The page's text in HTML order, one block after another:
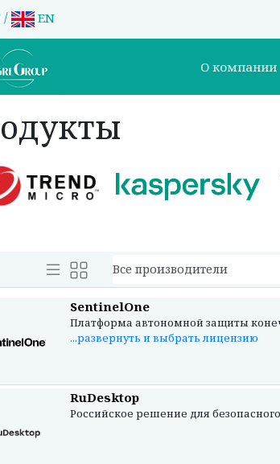
/ EN
О компании
SentinelOne
Платформа автономной защиты
...развернуть и выбрать лицензию
RuDesktop
Российское решение для